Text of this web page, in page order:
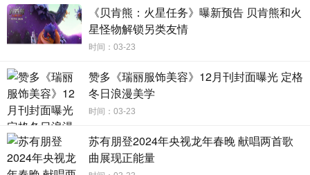
《贝肯熊：火星任务》曝新预告 贝肯熊和火
星怪物解锁另类友情
时间：03-23
赞多《瑞丽服饰美容》12月刊封面曝光 定格
冬日浪漫美学
时间：03-23
苏有朋登2024年央视龙年春晚 献唱两首歌
曲展现正能量